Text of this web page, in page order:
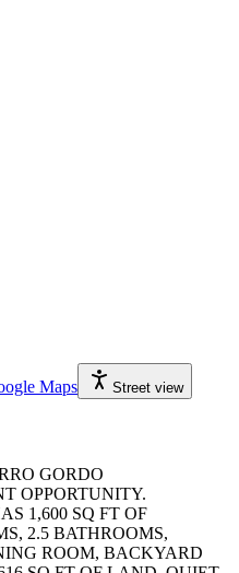
Maps Street view
GORDO
OPPORTUNITY.
1,600 SQ FT OF
2.5 BATHROOMS,
ROOM, BACKYARD